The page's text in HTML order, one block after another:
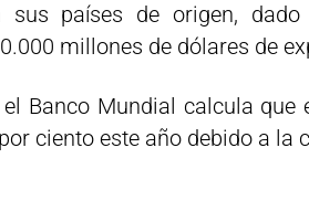
sus países de origen,
millones de dólares de
Banco Mundial calcula que
ciento este año debido a la